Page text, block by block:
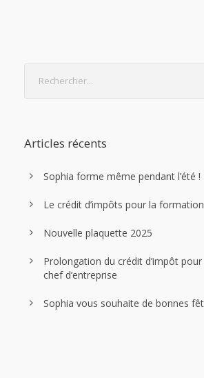
Articles récents
Sophia forme même pendant l’été !
Le crédit d’impôts pour la
Nouvelle plaquette 2025
Prolongation du crédit d’impôt
chef d’entreprise
Sophia vous souhaite de bonnes